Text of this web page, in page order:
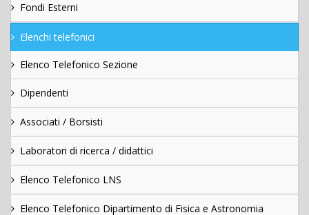
Fondi Esterni
Elenchi telefonici
Elenco Telefonico Sezione
Dipendenti
Associati / Borsisti
Laboratori di ricerca / didattici
Elenco Telefonico LNS
Elenco Telefonico Dipartimento di Fisica e Astronomia